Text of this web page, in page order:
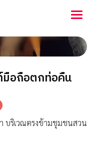
มือถือตกท่อคืน
บริเวณตรงข้ามชุมชนสวน